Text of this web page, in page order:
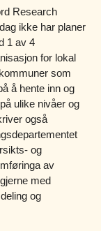
Research
ikke har planer
1 av 4
for lokal
som
å hente inn og
ulike nivåer og
også
og
av
med
og